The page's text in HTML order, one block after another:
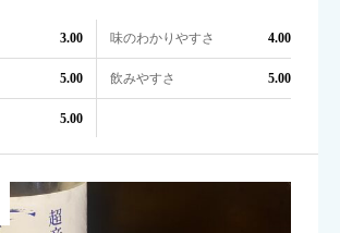
3.00 味のわかりやすさ 4.00
5.00 飲みやすさ 5.00
5.00